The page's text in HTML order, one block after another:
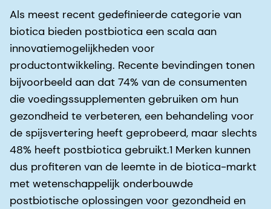
Als meest recent gedefinieerde categorie van
biotica bieden postbiotica een scala aan
innovatiemogelijkheden voor
productontwikkeling. Recente bevindingen tonen
bijvoorbeeld aan dat 74% van de consumenten
die voedingssupplementen gebruiken om hun
gezondheid te verbeteren, een behandeling voor
de spijsvertering heeft geprobeerd, maar slechts
48% heeft postbiotica gebruikt.1 Merken kunnen
dus profiteren van de leemte in de biotica-markt
met wetenschappelijk onderbouwde
postbiotische oplossingen voor gezondheid en